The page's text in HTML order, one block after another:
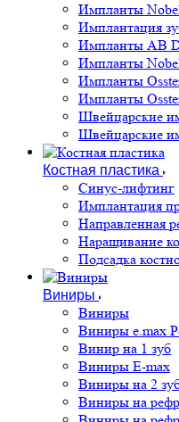
Импланты
Имплантация
Импланты AB
Импланты
Импланты
Импланты
Швейцарские
Швейцарские
Костная пластика
Cинус-лифтинг
Имплантация
Направленная
Наращивание
Подсадка
Виниры
Виниры
Виниры e.max
Винир на 1 зуб
Виниры E-max
Виниры на 2
Виниры на